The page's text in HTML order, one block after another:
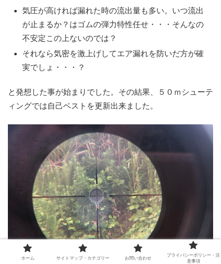
気圧が高ければ漏れた時の流出量も多い。いつ流出
が止まるか？はゴムの弾力特性任せ・・・そんなの
不安定この上ないのでは？
それなら気密を激上げしてエア漏れを防いだ方が確
実でしょ・・・？
と発想した事が始まりでした。その結果、５０ｍシューテ
ィングでは自己ベストを更新出来ました。
ホーム サイトマップ・カテゴリー お問い合わせ
プライバシーポリシー・注
意事項